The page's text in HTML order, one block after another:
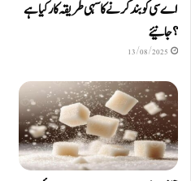
اے سی کو بند کرنے کا سہی طریقہ کار کیا ہے
؟ جانیئے
13/08/2025